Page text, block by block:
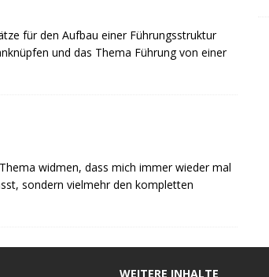
für den Aufbau einer Führungsstruktur
und das Thema Führung von einer
widmen, dass mich immer wieder mal
sondern vielmehr den kompletten
WEITERE INHALTE